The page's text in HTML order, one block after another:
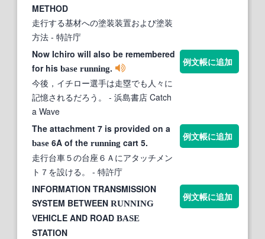
METHOD
走行する基材への塗装装置および塗装
方法 - 特許庁
Now Ichiro will also be remembered
for his base running.
今後，イチロー選手は走塁でも人々に
記憶されるだろう。
- 浜島書店 Catch
a Wave
例文帳に追加
The attachment 7 is provided on a
base 6A of the running cart 5.
走行台車５の台座６Ａにアタッチメン
ト７を設ける。
- 特許庁
例文帳に追加
INFORMATION TRANSMISSION
SYSTEM BETWEEN RUNNING
VEHICLE AND ROAD BASE
STATION
例文帳に追加